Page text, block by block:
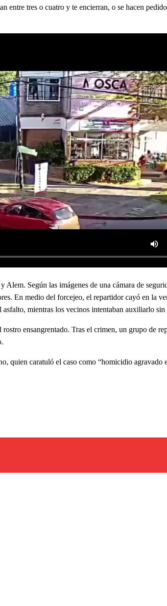
entre tres o cuatro y te encierran, o se hacen
Según las imágenes de una cámara de
En medio del forcejeo, el repartidor cayó en la
mientras los vecinos intentaban auxiliarlo sin
ensangrentado. Tras el crimen, un grupo de
quien caratuló el caso como “homicidio agravado